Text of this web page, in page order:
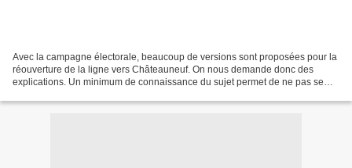
Avec la campagne électorale, beaucoup de versions sont proposées pour la
réouverture de la ligne vers Châteauneuf. On nous demande donc des
explications. Un minimum de connaissance du sujet permet de ne pas se